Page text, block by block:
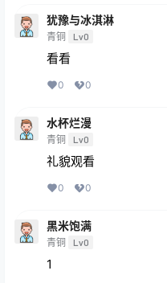
犹豫与冰淇淋
青铜 Lv0
看看
0 0
水杯烂漫
青铜 Lv0
礼貌观看
0 0
黑米饱满
青铜 Lv0
1